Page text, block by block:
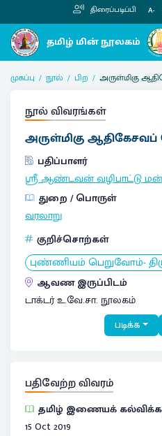
திரைப்படிப்பி A-
முகப்பு நூல் பிற அருள்மிகு
நூல் விவரங்கள்
அருள்மிகு
பதிப்பாளர்
ஸ்ரீ ஆண்டவன் வழிபாட்டு
துறை / பொருள்
வரலாறு
குறிச்சொற்கள்
புண்ணியம் பெறுவோம்-
ஆவண இருப்பிடம்
டாக்டர் உ.வே.சா. நூலகம்
படிக்க
பதிவேற்ற விவரம்
தமிழ் இணையக்
15 Oct 2019